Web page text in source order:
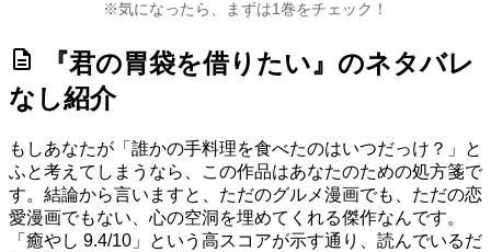
※気になったら、まずは1巻をチェック！
description
『君の胃袋を借りたい』のネタバレ
なし紹介
もしあなたが「誰かの手料理を食べたのはいつだっけ？」と
ふと考えてしまうなら、この作品はあなたのための処方箋で
す。結論から言いますと、ただのグルメ漫画でも、ただの恋
愛漫画でもない、心の空洞を埋めてくれる傑作なんです。
「癒やし 9.4/10」
という高スコアが示す通り、読んでいるだ